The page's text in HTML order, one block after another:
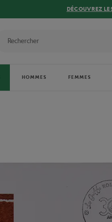
DÉCOUVREZ
HOMMES FEMMES